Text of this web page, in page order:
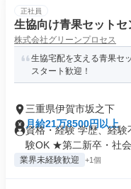
正社員
生協向け青果セット
株式会社グリーンプロセス
生協宅配を支える青果セ
スタート歓迎！
三重県伊賀市坂之下
月給21万8500円以上
資格・経験 学歴、経
験OK ★第二新卒・社会
業界未経験歓迎 +1個